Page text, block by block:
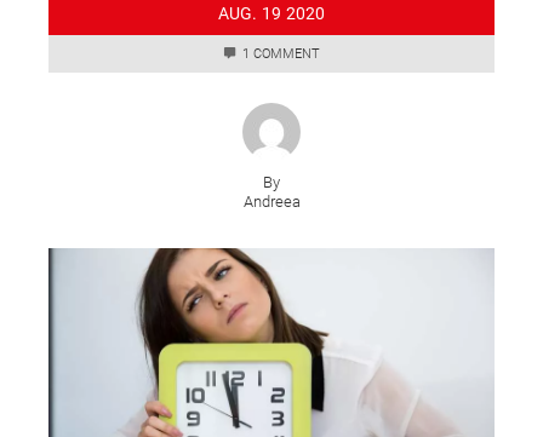
AUG. 19 2020
1 COMMENT
By
Andreea